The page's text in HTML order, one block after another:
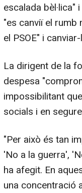
escalada
"es canviï el
el PSOE" i
La dirigent de la
despesa
impossibilitant
socials i en
"Per això és tan
'No a la guerra',
ha afegit. En
una concentració